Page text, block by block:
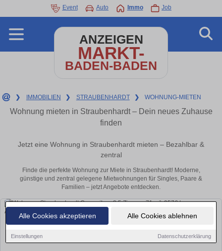
Alle Cookies akzeptieren Alle Cookies ablehnen
Einstellungen Datenschutzerklärung
Event Auto Immo Job
ANZEIGEN
MARKT-
BADEN-BADEN
❯ IMMOBILIEN ❯ STRAUBENHARDT ❯ WOHNUNG-MIETEN
Wohnung mieten in Straubenhardt – Dein neues Zuhause
finden
Jetzt eine Wohnung in Straubenhardt mieten – Bezahlbar &
zentral
Finde die perfekte Wohnung zur Miete in Straubenhardt! Moderne,
günstige und zentral gelegene Mietwohnungen für Singles, Paare &
Familien – jetzt Angebote entdecken.